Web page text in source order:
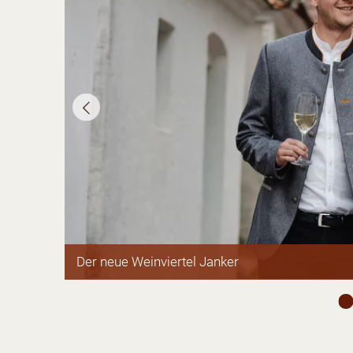
Der neue Weinviertel Janker